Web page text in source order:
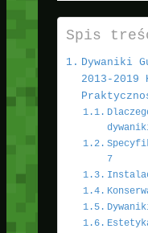
Spis
Dywaniki
2013-
7